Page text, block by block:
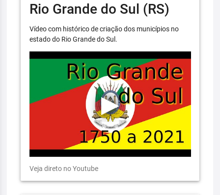
Rio Grande do Sul (RS)
Vídeo com histórico de criação dos municípios no
estado do Rio Grande do Sul.
Veja direto no Youtube